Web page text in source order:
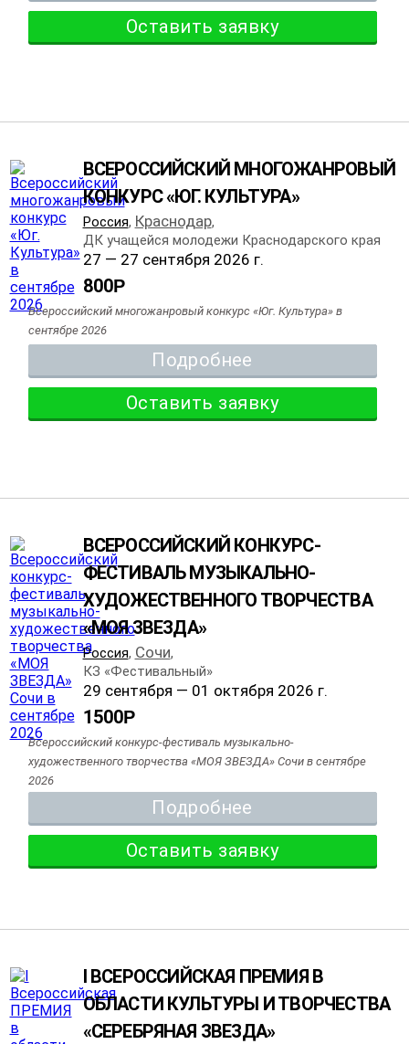
Оставить заявку
ВСЕРОССИЙСКИЙ МНОГОЖАНРОВЫЙ
КОНКУРС «ЮГ. КУЛЬТУРА»
Россия, Краснодар,
ДК учащейся молодежи Краснодарского края
27 — 27 сентября 2026 г.
800Р
Всероссийский многожанровый конкурс «Юг. Культура» в
сентябре 2026
Подробнее
Оставить заявку
ВСЕРОССИЙСКИЙ КОНКУРС-
ФЕСТИВАЛЬ МУЗЫКАЛЬНО-
ХУДОЖЕСТВЕННОГО ТВОРЧЕСТВА
«МОЯ ЗВЕЗДА»
Россия, Сочи,
КЗ «Фестивальный»
29 сентября — 01 октября 2026 г.
1500Р
Всероссийский конкурс-фестиваль музыкально-
художественного творчества «МОЯ ЗВЕЗДА» Сочи в сентябре
2026
Подробнее
Оставить заявку
I ВСЕРОССИЙСКАЯ ПРЕМИЯ В
ОБЛАСТИ КУЛЬТУРЫ И ТВОРЧЕСТВА
«СЕРЕБРЯНАЯ ЗВЕЗДА»